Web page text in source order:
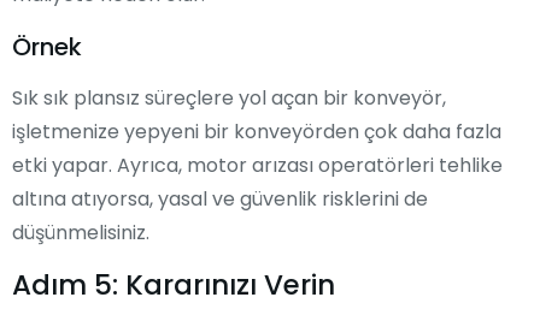
Örnek
Sık sık plansız süreçlere yol açan bir konveyör,
işletmenize yepyeni bir konveyörden çok daha fazla
etki yapar. Ayrıca, motor arızası operatörleri tehlike
altına atıyorsa, yasal ve güvenlik risklerini de
düşünmelisiniz.
Adım 5: Kararınızı Verin